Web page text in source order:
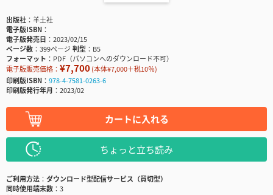
出版社
羊土社
電子版ISBN
電子版発売日
2023/02/15
ページ数
399ページ判型
B5
フォーマット
PDF（パソコンへのダウンロード不可）
電子版販売価格： ¥7,700(本体¥7,000＋税10％)
印刷版ISBN
978-4-7581-0263-6
印刷版発行年月
2023/02
カートに入れる
ちょっと立ち読み
ご利用方法
ダウンロード型配信サービス（買切型）
同時使用端末数
3